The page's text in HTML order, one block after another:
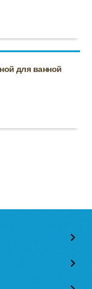
для ванной
keyboard_arrow_right
keyboard_arrow_right